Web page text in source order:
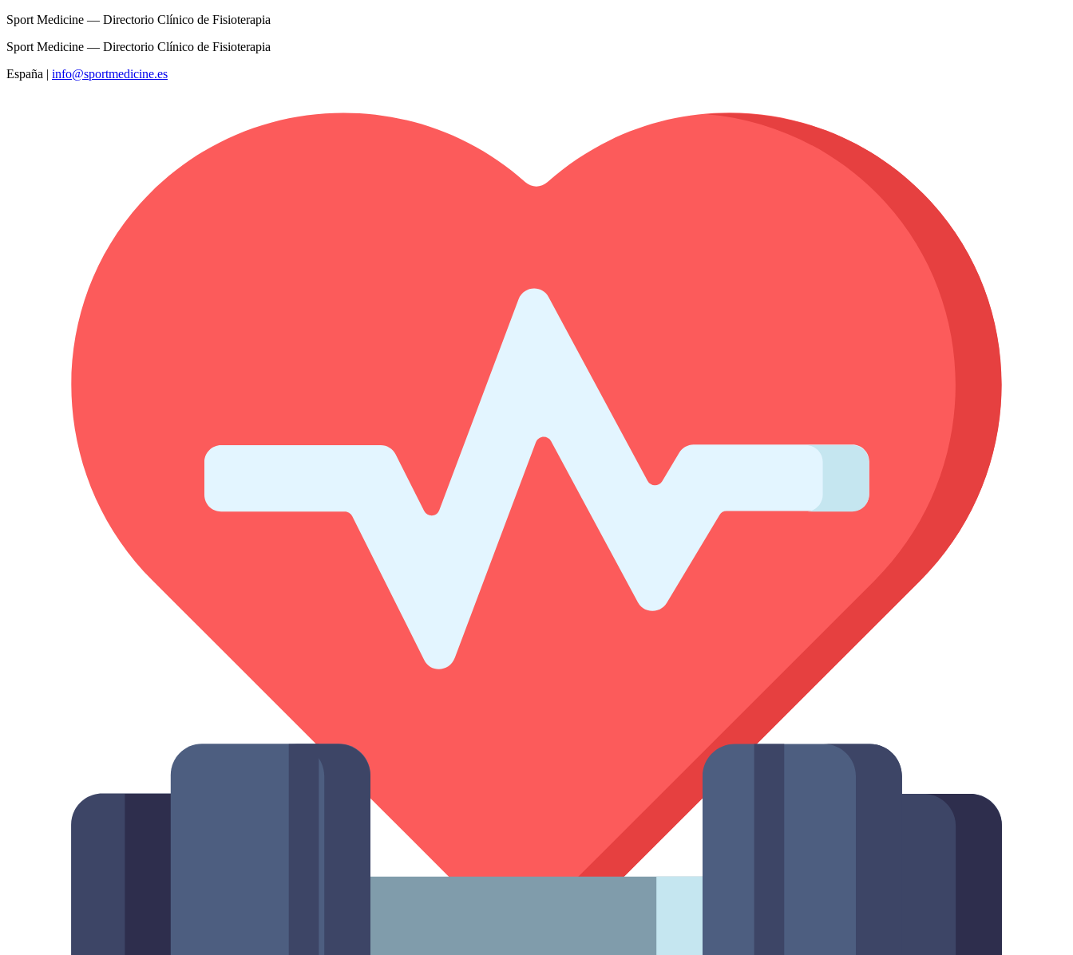
Sport Medicine — Directorio Clínico de Fisioterapia
Sport Medicine — Directorio Clínico de Fisioterapia
España | info@sportmedicine.es